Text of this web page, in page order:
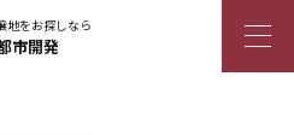
地をお探しなら
市開発